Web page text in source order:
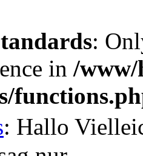
:
in /www/
: Hallo